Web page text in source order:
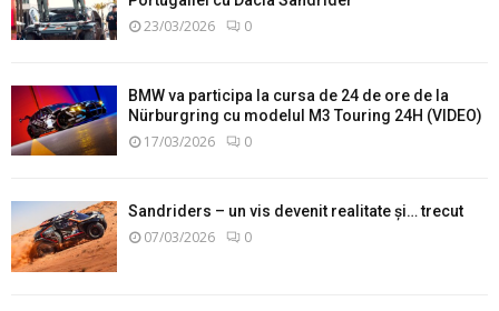
23/03/2026 0
BMW va participa la cursa de 24 de ore de la
Nürburgring cu modelul M3 Touring 24H (VIDEO)
17/03/2026 0
Sandriders – un vis devenit realitate și… trecut
07/03/2026 0